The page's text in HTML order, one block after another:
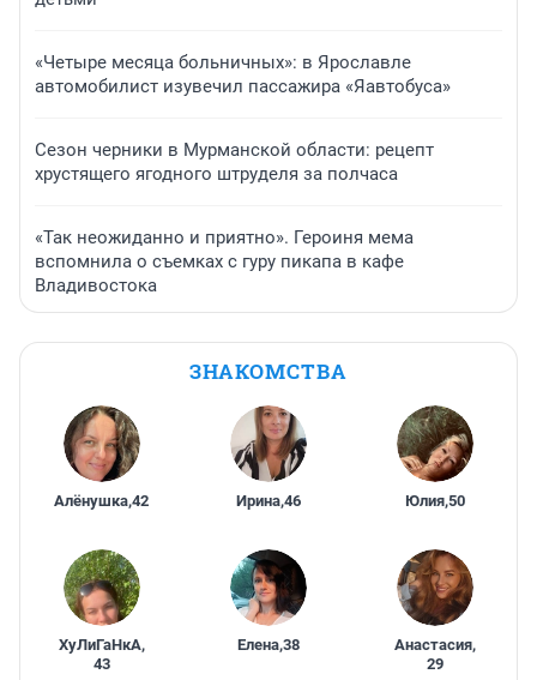
«Четыре месяца больничных»: в Ярославле
автомобилист изувечил пассажира «Яавтобуса»
Сезон черники в Мурманской области: рецепт
хрустящего ягодного штруделя за полчаса
«Так неожиданно и приятно». Героиня мема
вспомнила о съемках с гуру пикапа в кафе
Владивостока
ЗНАКОМСТВА
Алёнушка,42 Ирина,46 Юлия,50
ХуЛиГаНкА,
43
Елена,38 Анастасия,
29